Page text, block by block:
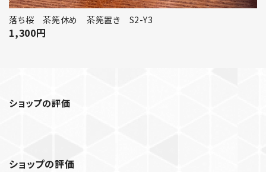
落ち桜 茶筅休め 茶筅置き S2-Y3
1,300円
ショップの評価
ショップの評価